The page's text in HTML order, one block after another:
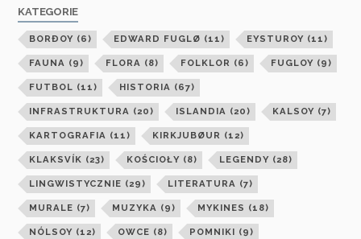
KATEGORIE
BORÐOY (6) EDWARD FUGLØ (11) EYSTUROY (11)
FAUNA (9) FLORA (8) FOLKLOR (6) FUGLOY (9)
FUTBOL (11) HISTORIA (67)
INFRASTRUKTURA (20) ISLANDIA (20) KALSOY (7)
KARTOGRAFIA (11) KIRKJUBØUR (12)
KLAKSVÍK (23) KOŚCIOŁY (8) LEGENDY (28)
LINGWISTYCZNIE (29) LITERATURA (7)
MURALE (7) MUZYKA (9) MYKINES (18)
NÓLSOY (12) OWCE (8) POMNIKI (9)